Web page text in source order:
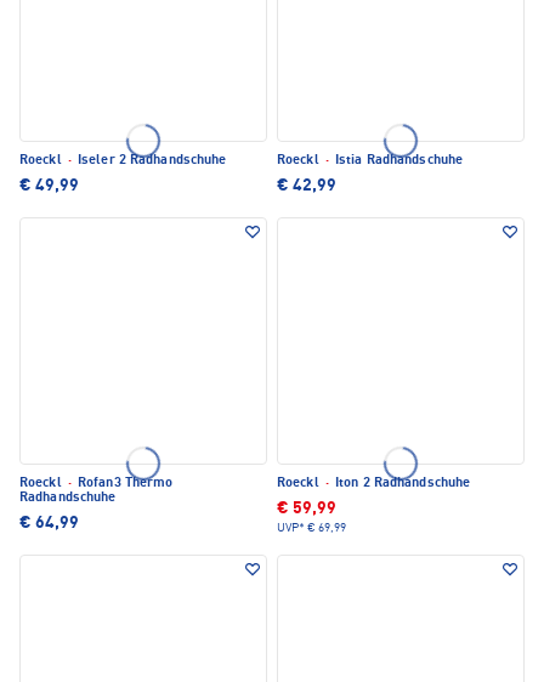
Roeckl · Iseler 2 Radhandschuhe
€ 49,99
Roeckl · Istia Radhandschuhe
€ 42,99
Roeckl · Rofan3 Thermo
Radhandschuhe
€ 64,99
Roeckl · Iton 2 Radhandschuhe
€ 59,99
UVP* € 69,99